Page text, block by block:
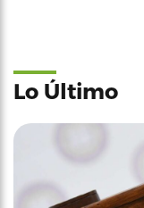
Lo Último